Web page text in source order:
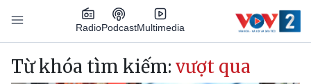
Nhảy đến nội dung
RadioPodcastMultimedia
Main navigation
Từ khóa tìm kiếm: vượt qua